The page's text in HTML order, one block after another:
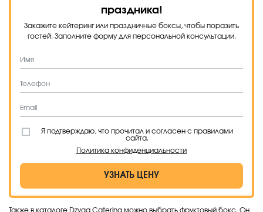
праздника!
Закажите кейтеринг или праздничные боксы, чтобы поразить
гостей. Заполните форму для персональной консультации.
Я подтверждаю, что прочитал и согласен с правилами
сайта.
Политика конфиденциальности
УЗНАТЬ ЦЕНУ
Также в каталоге Dzyga Catering можно выбрать фруктовый бокс. Он